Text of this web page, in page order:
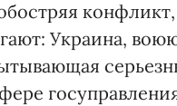
Украина,